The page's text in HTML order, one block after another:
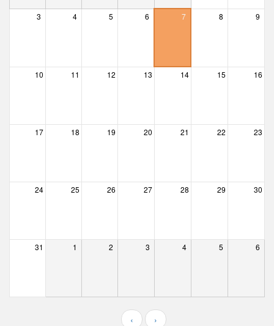
Csobánka
Délegyháza
Dunabogdány
3 4 5 6 7 8 9
10 11 12 13 14 15 16
17 18 19 20 21 22 23
24 25 26 27 28 29 30
31 1 2 3 4 5 6
‹ ›